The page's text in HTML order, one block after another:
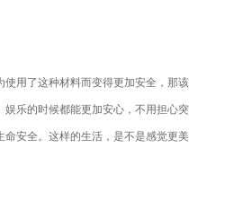
用了这种材料而变得更加安全，那该
乐的时候都能更加安心，不用担心突
安全。这样的生活，是不是感觉更美